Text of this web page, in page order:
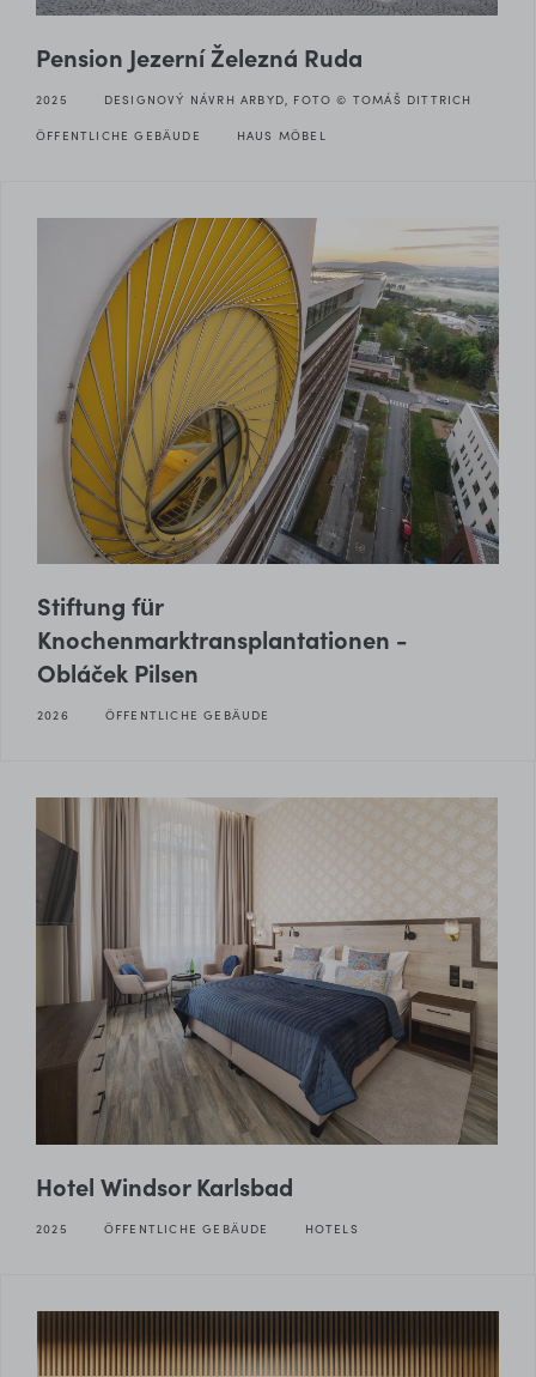
Pension Jezerní Železná Ruda
2025 DESIGNOVÝ NÁVRH ARBYD, FOTO © TOMÁŠ DITTRICH
ÖFFENTLICHE GEBÄUDE HAUS MÖBEL
Stiftung für
Knochenmarktransplantationen -
Obláček Pilsen
2026 ÖFFENTLICHE GEBÄUDE
Hotel Windsor Karlsbad
2025 ÖFFENTLICHE GEBÄUDE HOTELS